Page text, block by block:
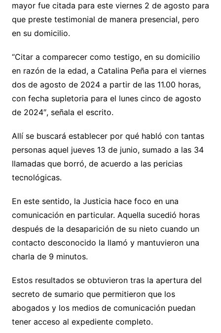
mayor fue citada para este viernes 2 de agosto para
que preste testimonial de manera presencial, pero
en su domicilio.
“Citar a comparecer como testigo, en su domicilio
en razón de la edad, a Catalina Peña para el viernes
dos de agosto de 2024 a partir de las 11.00 horas,
con fecha supletoria para el lunes cinco de agosto
de 2024″, señala el escrito.
Allí se buscará establecer por qué habló con tantas
personas aquel jueves 13 de junio, sumado a las 34
llamadas que borró, de acuerdo a las pericias
tecnológicas.
En este sentido, la Justicia hace foco en una
comunicación en particular. Aquella sucedió horas
después de la desaparición de su nieto cuando un
contacto desconocido la llamó y mantuvieron una
charla de 9 minutos.
Estos resultados se obtuvieron tras la apertura del
secreto de sumario que permitieron que los
abogados y los medios de comunicación puedan
tener acceso al expediente completo.